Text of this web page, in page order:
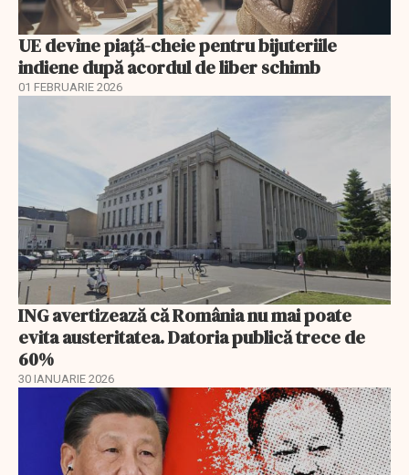
UE devine piață-cheie pentru bijuteriile
indiene după acordul de liber schimb
01 FEBRUARIE 2026
ING avertizează că România nu mai poate
evita austeritatea. Datoria publică trece de
60%
30 IANUARIE 2026